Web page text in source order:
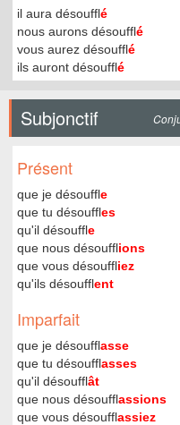
il aura désoufflé
nous aurons désoufflé
vous aurez désoufflé
ils auront désoufflé
Subjonctif
Présent
que je désouffle
que tu désouffles
qu'il désouffle
que nous désoufflions
que vous désouffliez
qu'ils désoufflent
Imparfait
que je désoufflasse
que tu désoufflasses
qu'il désoufflât
que nous désoufflassions
que vous désoufflassiez